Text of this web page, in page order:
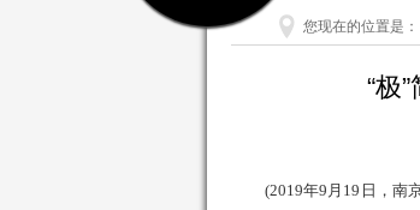
您现在的位置是：
“极
(2019年9 月 19 日， 南